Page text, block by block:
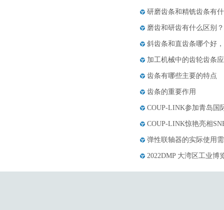
研磨齿条和精铣齿条有
磨齿和研齿有什么区别
斜齿条和直齿条哪个好
加工机械中的齿轮齿条
齿条有哪些主要的特点
齿条的重要作用
COUP-LINK参加青岛国
COUP-LINK惊艳亮相
弹性联轴器的实际使用
2022DMP 大湾区工业博